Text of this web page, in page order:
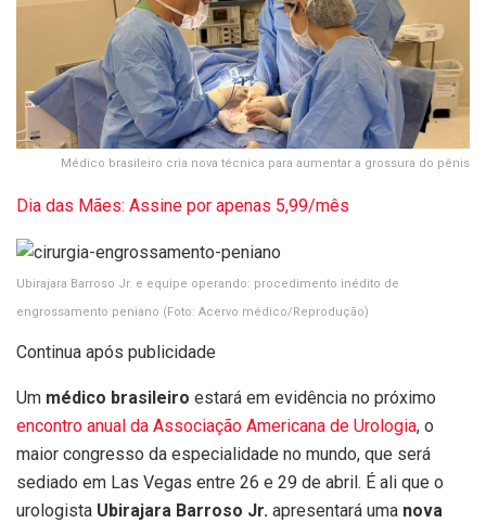
Médico brasileiro cria nova técnica para aumentar a grossura do pênis
Dia das Mães: Assine por apenas 5,99/mês
Ubirajara Barroso Jr. e equipe operando: procedimento inédito de
engrossamento peniano (Foto: Acervo médico/Reprodução)
Continua após publicidade
Um médico brasileiro estará em evidência no próximo
encontro anual da Associação Americana de Urologia, o
maior congresso da especialidade no mundo, que será
sediado em Las Vegas entre 26 e 29 de abril. É ali que o
urologista Ubirajara Barroso Jr. apresentará uma nova